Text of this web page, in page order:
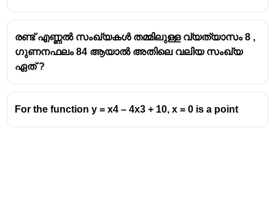
രണ്ട് എണ്ണൽ സംഖ്യകൾ തമ്മിലുള്ള വ്യത്യാസം 8 ,
ഗുണനഫലം 84 ആയാൽ അതിലെ വലിയ സംഖ്യ
ഏത് ?
For the function y = x4 – 4x3 + 10, x = 0 is a point